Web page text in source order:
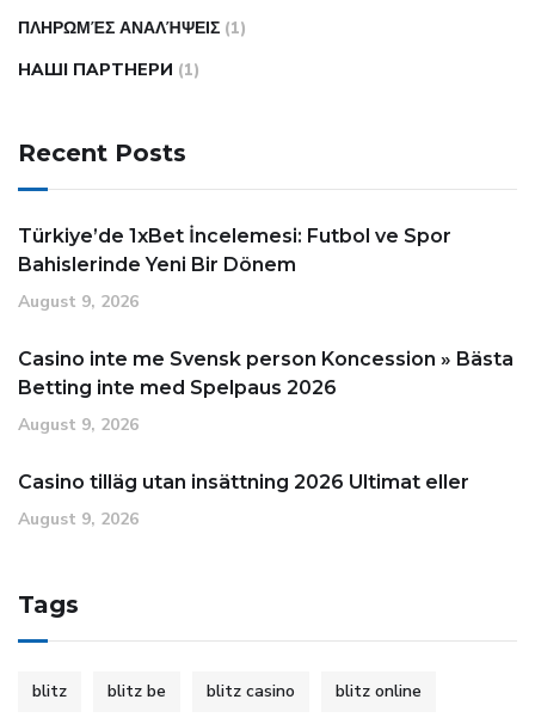
ΠΛΗΡΩΜΈΣ ΑΝΑΛΉΨΕΙΣ (1)
НАШІ ПАРТНЕРИ (1)
Recent Posts
Türkiye’de 1xBet İncelemesi: Futbol ve Spor
Bahislerinde Yeni Bir Dönem
August 9, 2026
Casino inte me Svensk person Koncession » Bästa
Betting inte med Spelpaus 2026
August 9, 2026
Casino tilläg utan insättning 2026 Ultimat eller
August 9, 2026
Tags
blitz blitz be blitz casino blitz online